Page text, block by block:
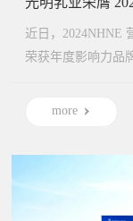
近日，2024NHNE
荣获年度影响力品
more